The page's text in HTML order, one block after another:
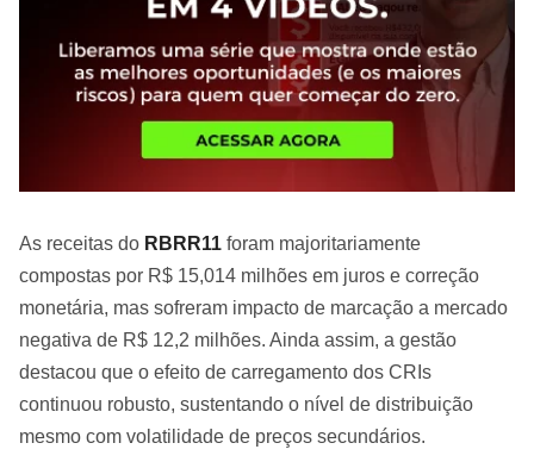
As receitas do RBRR11 foram majoritariamente
compostas por R$ 15,014 milhões em juros e correção
monetária, mas sofreram impacto de marcação a mercado
negativa de R$ 12,2 milhões. Ainda assim, a gestão
destacou que o efeito de carregamento dos CRIs
continuou robusto, sustentando o nível de distribuição
mesmo com volatilidade de preços secundários.